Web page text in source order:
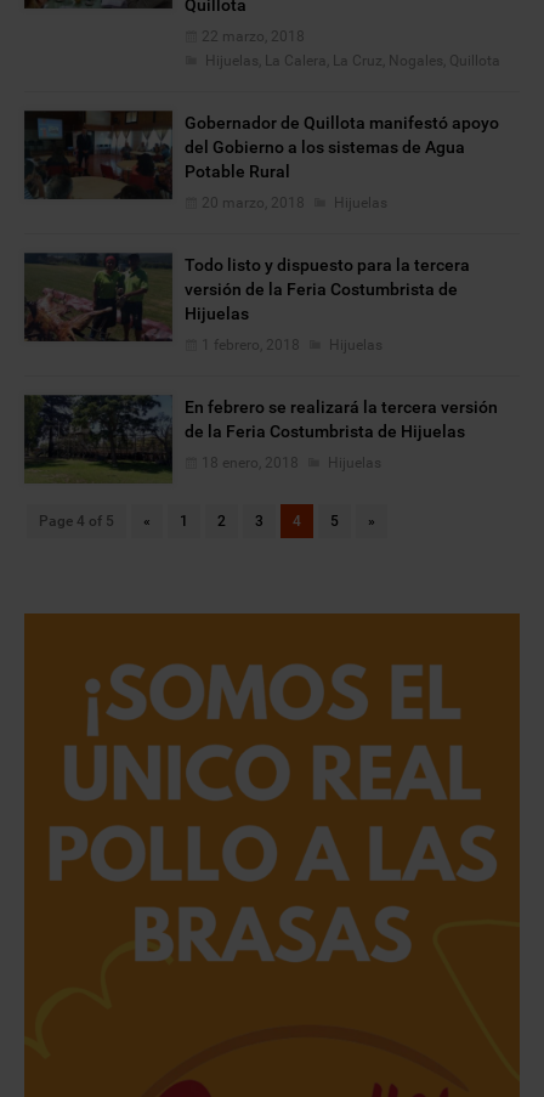
Quillota
22 marzo, 2018
Hijuelas
La Calera La Cruz Nogales Quillota
Gobernador de Quillota manifestó apoyo
del Gobierno a los sistemas de Agua
Potable Rural
20 marzo, 2018 Hijuelas
Todo listo y dispuesto para la tercera
versión de la Feria Costumbrista de
Hijuelas
1 febrero, 2018 Hijuelas
En febrero se realizará la tercera versión
de la Feria Costumbrista de Hijuelas
18 enero, 2018 Hijuelas
Page 4 of 5 « 1 2 3 4 5 »